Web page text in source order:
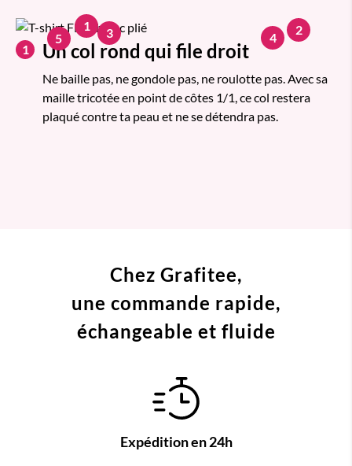
1 Un col rond qui file droit
Ne baille pas, ne gondole pas, ne roulotte pas. Avec sa
maille tricotée en point de côtes 1/1, ce col restera
plaqué contre ta peau et ne se détendra pas.
1 2
3 4
5
Chez Grafitee,
une commande rapide,
échangeable et fluide
Expédition en 24h